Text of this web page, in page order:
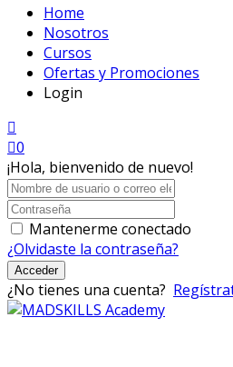
Home
Nosotros
Cursos
Ofertas y Promociones
Login
0
¡Hola, bienvenido de nuevo!
Mantenerme conectado
¿Olvidaste la contraseña?
Acceder
¿No tienes una cuenta?